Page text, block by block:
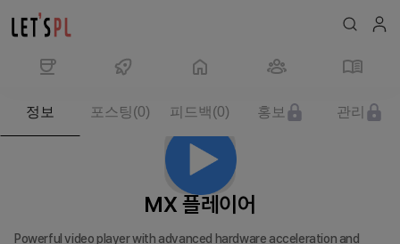
서
MX 플레이어
Powerful video player with advanced hardware acceleration and
정보 포스팅(0) 피드백 (0) 홍보 관리